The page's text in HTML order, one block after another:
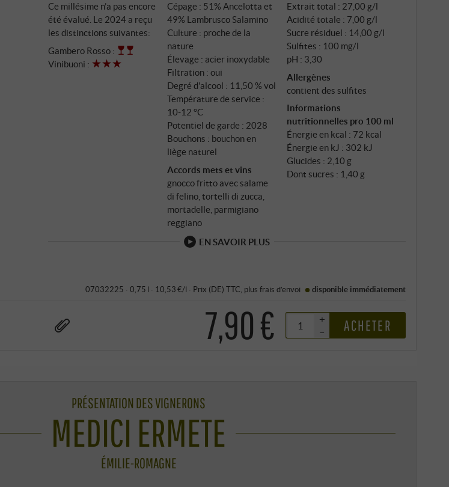
la couleur et le fruit, Lambrusco Salamino pour l'acidité et le mordant.
Fermentation en acier à température contrôlée, deuxième fermentation selon la
méthode Martinotti en chambre de pression fermée.
Ce millésime n’a pas encore
été évalué. Le 2024 a reçu
les distinctions suivantes:
Gambero Rosso:
Vinibuoni :
Cépage : 51% Ancelotta et
49% Lambrusco Salamino
Culture : proche de la
nature
Élevage : acier inoxydable
Filtration : oui
Degré d'alcool : 11,50 % vol
Température de service :
10‑12 °C
Potentiel de garde : 2028
Bouchons : bouchon en
liège naturel
Accords mets et vins
gnocco fritto avec salame
di felino, tortelli di zucca,
mortadelle, parmigiano
reggiano
Extrait total : 27,00 g/l
Acidité totale : 7,00 g/l
Sucre résiduel : 14,00 g/l
Sulfites : 100 mg/l
pH : 3,30
Allergènes
contient des sulfites
Informations
nutritionnelles pro 100 ml
Énergie en kcal : 72 kcal
Énergie en kJ : 302 kJ
Glucides : 2,10 g
Dont sucres : 1,40 g
EN SAVOIR PLUS
07032225 · 0,75 l · 10,53 €/l · Prix (DE) TTC, plus frais d’envoi disponible immédiatement
7,90 €
+
–
ACHETER
PRÉSENTATION DES VIGNERONS
MEDICI ERMETE
ÉMILIE-ROMAGNE